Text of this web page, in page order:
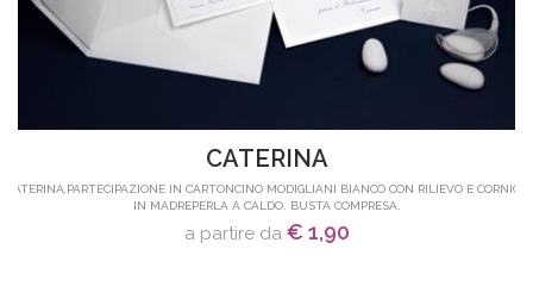
CATERINA
CATERINA,PARTECIPAZIONE IN CARTONCINO MODIGLIANI BIANCO CON RILIEVO E CORNICE
IN MADREPERLA A CALDO. BUSTA COMPRESA.
a partire da € 1,90